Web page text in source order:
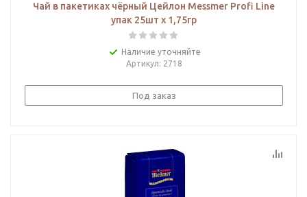
Чай в пакетиках чёрный Цейлон Messmer Profi Line
упак 25шт х 1,75гр
Наличие уточняйте
Артикул: 2718
Под заказ